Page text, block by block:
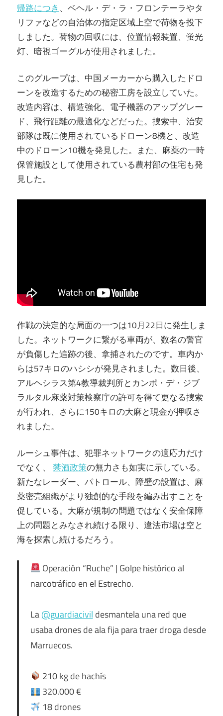
帰路につき、ベヘル・デ・ラ・フロンテーラやタ
リファなどの自治体の指定区域上空で荷物を投下
しました。荷物の回収には、位置情報装置、蛍光
灯、暗視ゴーグルが使用されました。
このグループは、中国メーカーから購入したドロ
ーンを改造するための秘密工房を設立していた。
改造内容は、構造強化、電子機器のアップグレー
ド、飛行距離の最適化などだった。捜索中、治安
部隊は既に使用されているドローン8機と、改造
中のドローン10機を発見した。また、麻薬の一時
保管施設として使用されている農村部の住宅も発
見した。
作戦の決定的な局面の一つは10月22日に発生しま
した。ネットワークに繋がる車両が、数名の警官
が負傷した追跡の後、拿捕されたのです。車内か
らは57キロのハシシが発見されました。数日後、
アルヘシラス第4教導裁判所とカンポ・デ・ジブ
ラルタル麻薬対策検察庁の許可を得て更なる捜索
が行われ、さらに150キロの大麻と現金が押収さ
れました。
ルーシュ事件は、犯罪ネットワークの適応力だけ
でなく、 禁酒政策の無力さも如実に示している。
新たなレーダー、パトロール、障壁の設置は、麻
薬密売組織がより独創的な手段を編み出すことを
促している。大麻が規制の問題ではなく安全保障
上の問題とみなされ続ける限り、違法市場は空と
海を探索し続けるだろう。
Operación “Ruche” | Golpe histórico al
narcotráfico en el Estrecho.
La@guardiacivildesmantela una red que
usaba drones de ala fija para traer droga desde
Marruecos.
210 kg de hachís
320.000 €
18 drones